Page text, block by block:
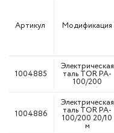
Артикул Модификация
1004885
Электрическая
таль TOR PA-
100/200
1004886
Электрическая
таль TOR PA-
100/200 20/10
м